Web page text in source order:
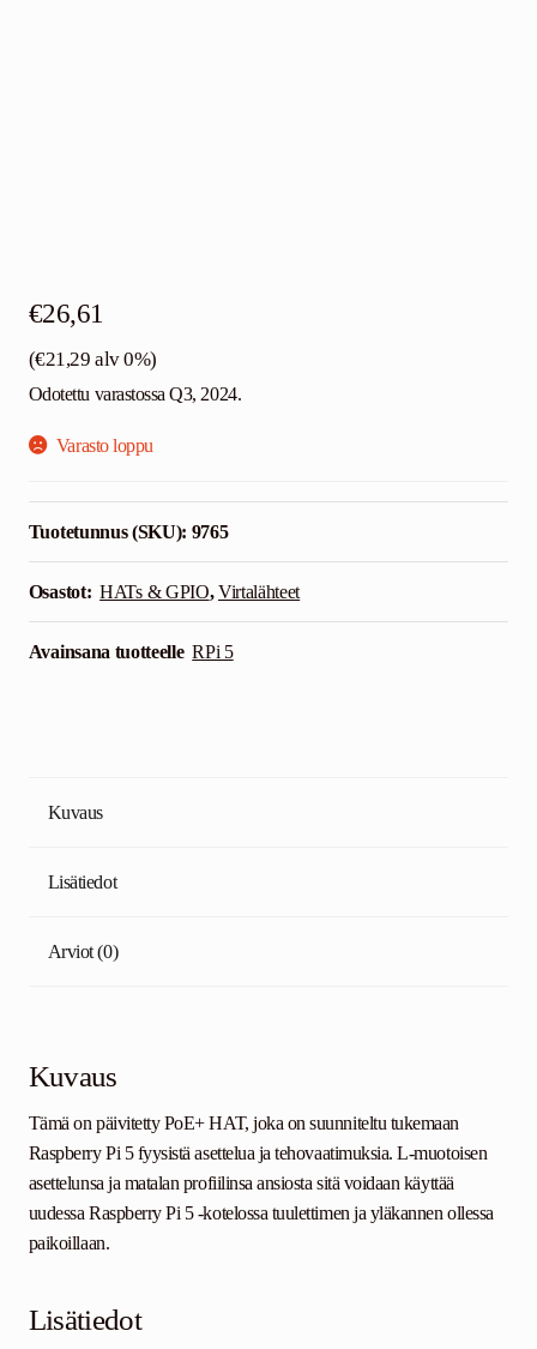
€26,61
(€21,29 alv 0%)
Odotettu varastossa Q3, 2024.
Varasto loppu
Tuotetunnus (SKU): 9765
Osastot: HATs & GPIO,Virtalähteet
Avainsana tuotteelle RPi 5
Kuvaus
Lisätiedot
Arviot (0)
Kuvaus
Tämä on päivitetty PoE+ HAT, joka on suunniteltu tukemaan
Raspberry Pi 5 fyysistä asettelua ja tehovaatimuksia. L-muotoisen
asettelunsa ja matalan profiilinsa ansiosta sitä voidaan käyttää
uudessa Raspberry Pi 5 -kotelossa tuulettimen ja yläkannen ollessa
paikoillaan.
Lisätiedot